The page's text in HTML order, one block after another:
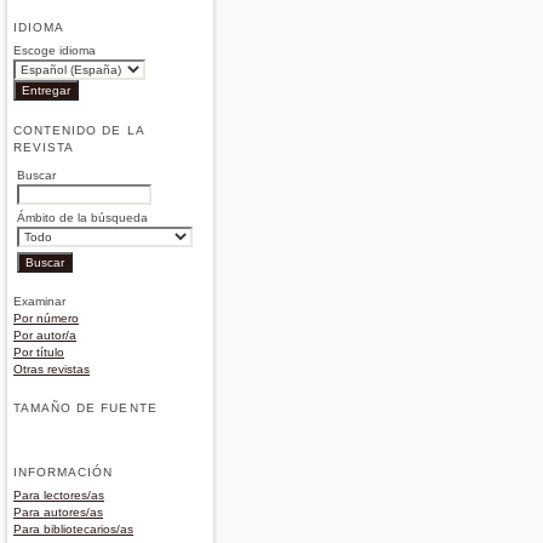
IDIOMA
Escoge idioma
CONTENIDO DE LA
REVISTA
Buscar
Ámbito de la búsqueda
Examinar
Por número
Por autor/a
Por título
Otras revistas
TAMAÑO DE FUENTE
INFORMACIÓN
Para lectores/as
Para autores/as
Para bibliotecarios/as